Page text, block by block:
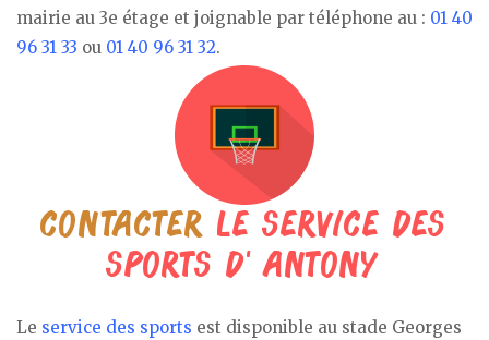
mairie au 3e étage et joignable par téléphone au : 01 40
96 31 33 ou 01 40 96 31 32.
Le service des sports est disponible au stade Georges